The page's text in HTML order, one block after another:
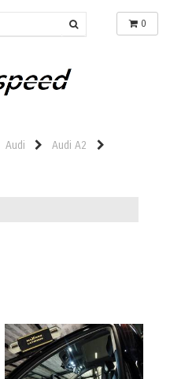
0
Audi
Audi A2